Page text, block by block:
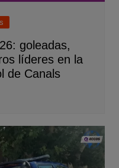
goleadas,
líderes en la
de Canals